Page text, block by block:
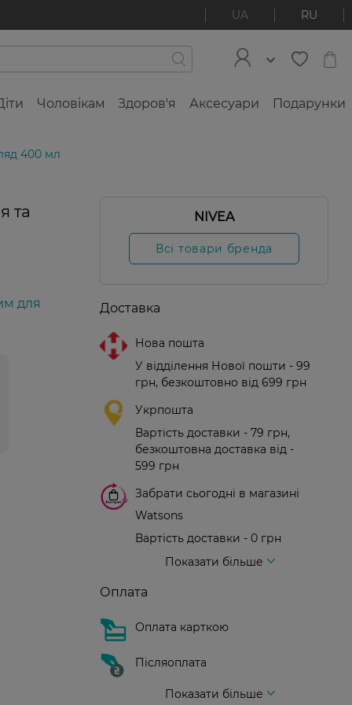
UA RU
Чоловікам Здоров'я Аксесуари Подарунки
400 мл
та
для
NIVEA
Всі товари бренда
Доставка
Нова пошта
У відділення Нової пошти - 99
грн, безкоштовно від 699 грн
Укрпошта
Вартість доставки - 79 грн,
безкоштовна доставка від -
599 грн
Забрати сьогодні в магазині
Watsons
Вартість доставки - 0 грн
Показати більше
Оплата
Оплата карткою
Післяоплата
Показати більше